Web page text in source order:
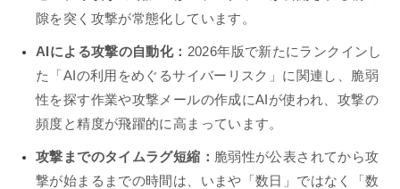
隙を突く攻撃が常態化しています。
AIによる攻撃の自動化： 2026年版で新たにランクインし
た「AIの利用をめぐるサイバーリスク」に関連し、脆弱
性を探す作業や攻撃メールの作成にAIが使われ、攻撃の
頻度と精度が飛躍的に高まっています。
攻撃までのタイムラグ短縮： 脆弱性が公表されてから攻
撃が始まるまでの時間は、いまや「数日」ではなく「数